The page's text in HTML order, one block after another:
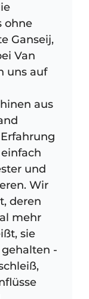
ohne
Ganseij,
Van
uns auf
aus
und
Wir
deren
mehr
sie
-